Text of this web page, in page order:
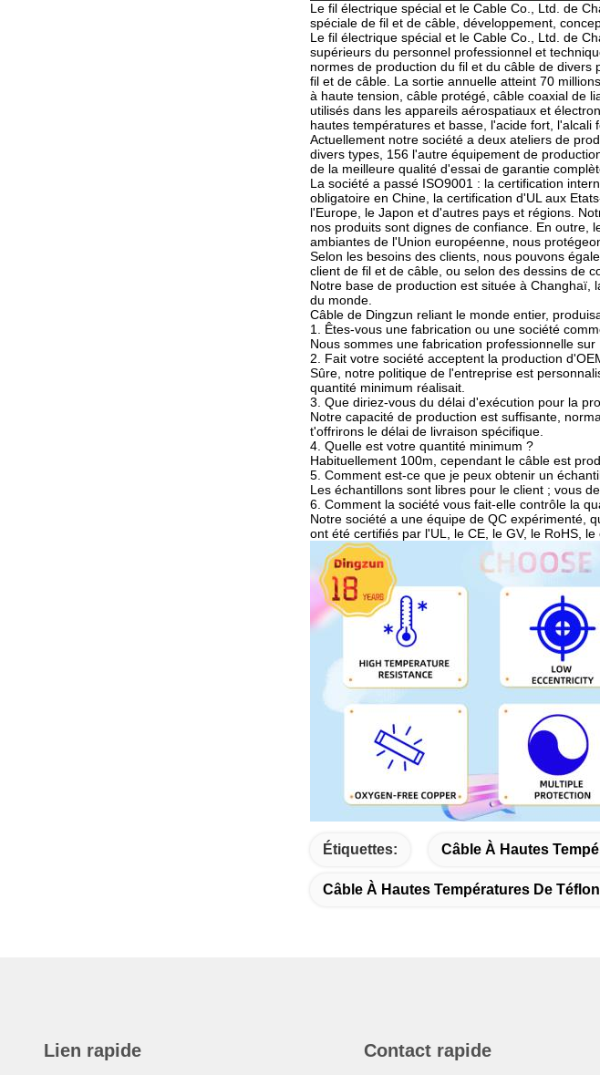
Le fil électrique spécial et le Cable Co., Ltd. de
spéciale de fil et de câble, développement,
Le fil électrique spécial et le Cable Co., Ltd. de
supérieurs du personnel professionnel et
normes de production du fil et du câble de
fil et de câble. La sortie annuelle atteint 70
à haute tension, câble protégé, câble coaxial de
utilisés dans les appareils aérospatiaux et
hautes températures et basse, l'acide fort,
Actuellement notre société a deux ateliers de
divers types, 156 l'autre équipement de
de la meilleure qualité d'essai de garantie
La société a passé ISO9001 : la certification
obligatoire en Chine, la certification d'UL aux
l'Europe, le Japon et d'autres pays et régions.
nos produits sont dignes de confiance. En outre,
ambiantes de l'Union européenne, nous
Selon les besoins des clients, nous pouvons
client de fil et de câble, ou selon des dessins de
Notre base de production est située à Changhaï,
du monde.
Câble de Dingzun reliant le monde entier,
1. Êtes-vous une fabrication ou une société
Nous sommes une fabrication professionnelle
2. Fait votre société acceptent la production
Sûre, notre politique de l'entreprise est
quantité minimum réalisait.
3. Que diriez-vous du délai d'exécution pour la
Notre capacité de production est suffisante,
t'offrirons le délai de livraison spécifique.
4. Quelle est votre quantité minimum ?
Habituellement 100m, cependant le câble est
5. Comment est-ce que je peux obtenir un
Les échantillons sont libres pour le client ; vous
6. Comment la société vous fait-elle contrôle la
Notre société a une équipe de QC expérimenté,
ont été certifiés par l'UL, le CE, le GV, le RoHS, le
Étiquettes: Câble À Hautes
Câble À Hautes Températures De
Lien rapide Contact rapide